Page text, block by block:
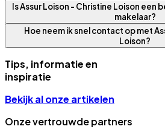
Is Assur Loison - Christine Loison een
makelaar?
Hoe neem ik snel contact op met
Loison?
Tips, informatie en
inspiratie
Bekijk al onze artikelen
Onze vertrouwde partners